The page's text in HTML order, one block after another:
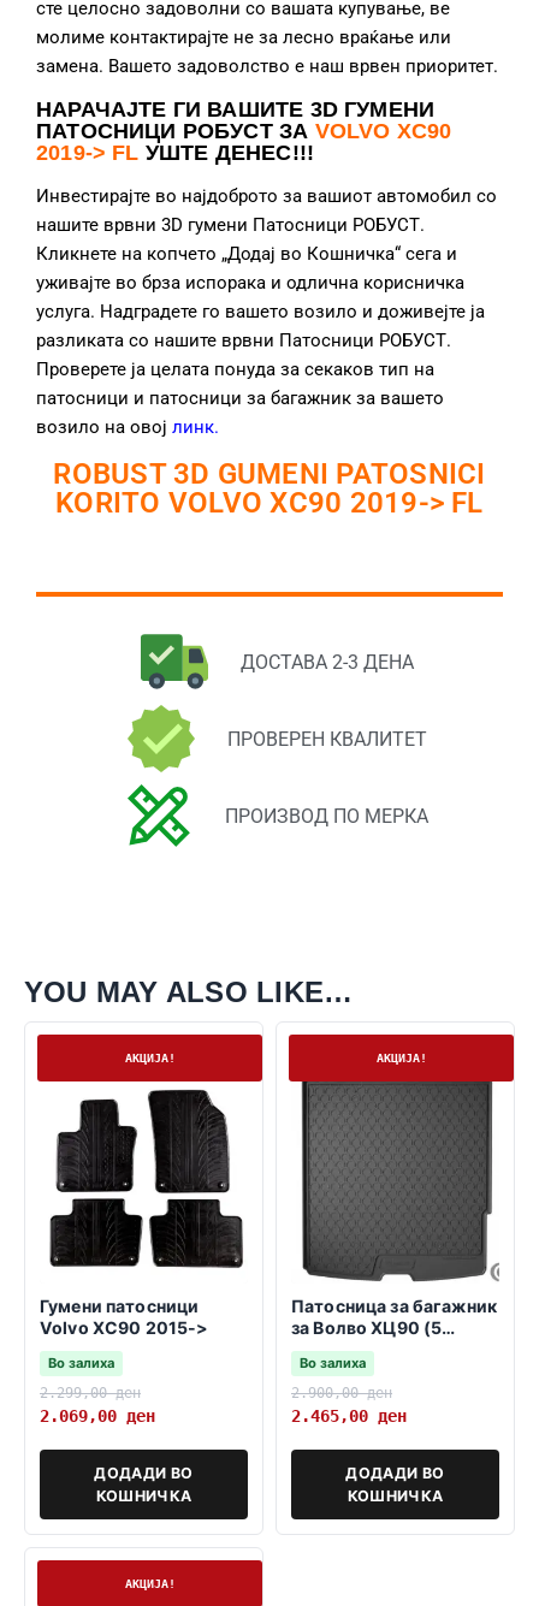
сте целосно задоволни со вашата купување, ве
молиме контактирајте не за лесно враќање или
замена. Вашето задоволство е наш врвен приоритет.
НАРАЧАЈТЕ ГИ ВАШИТЕ 3D ГУМЕНИ
ПАТОСНИЦИ РОБУСТ ЗА VOLVO XC90
2019-> FL УШТЕ ДЕНЕС!!!
Инвестирајте во најдоброто за вашиот автомобил со
нашите врвни 3D гумени Патосници РОБУСТ.
Кликнете на копчето „Додај во Кошничка“ сега и
уживајте во брза испорака и одлична корисничка
услуга. Надградете го вашето возило и доживејте ја
разликата со нашите врвни Патосници РОБУСТ.
Проверете ја целата понуда за секаков тип на
патосници и патосници за багажник за вашето
возило на овој линк.
ROBUST 3D GUMENI PATOSNICI
KORITO VOLVO XC90 2019-> FL
ДОСТАВА 2-3 ДЕНА
ПРОВЕРЕН КВАЛИТЕТ
ПРОИЗВОД ПО МЕРКА
YOU MAY ALSO LIKE…
АКЦИЈА!
Гумени патосници
Volvo XC90 2015->
Во залиха
2.299,00ден
2.069,00 ден
ДОДАДИ ВО
КОШНИЧКА
АКЦИЈА!
Патосница за багажник
за Волво ХЦ90 (5
седишта) 2015->
Во залиха
2.900,00ден
2.465,00 ден
ДОДАДИ ВО
КОШНИЧКА
АКЦИЈА!